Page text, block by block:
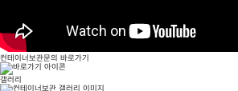
컨테이너보관문의 바로가기
갤러리